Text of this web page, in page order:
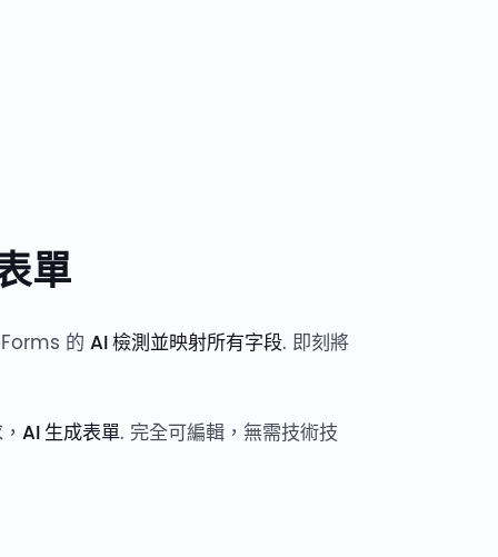
單
的 AI 檢測並映射所有字段. 即刻將
AI 生成表單. 完全可編輯，無需技術技